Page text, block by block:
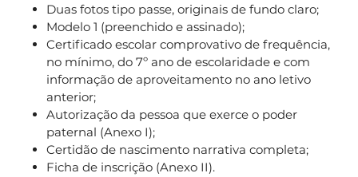
Duas fotos tipo passe, originais de fundo claro;
Modelo 1 (preenchido e assinado);
Certificado escolar comprovativo de frequência,
no mínimo, do 7º ano de escolaridade e com
informação de aproveitamento no ano letivo
anterior;
Autorização da pessoa que exerce o poder
paternal (Anexo I);
Certidão de nascimento narrativa completa;
Ficha de inscrição (Anexo II).